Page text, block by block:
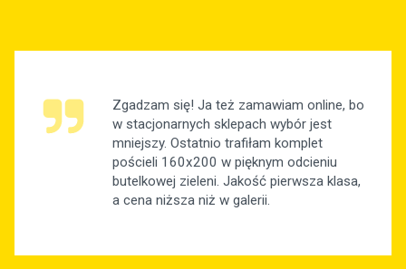
Zgadzam się! Ja też zamawiam online, bo
w stacjonarnych sklepach wybór jest
mniejszy. Ostatnio trafiłam komplet
pościeli 160x200 w pięknym odcieniu
butelkowej zieleni. Jakość pierwsza klasa,
a cena niższa niż w galerii.